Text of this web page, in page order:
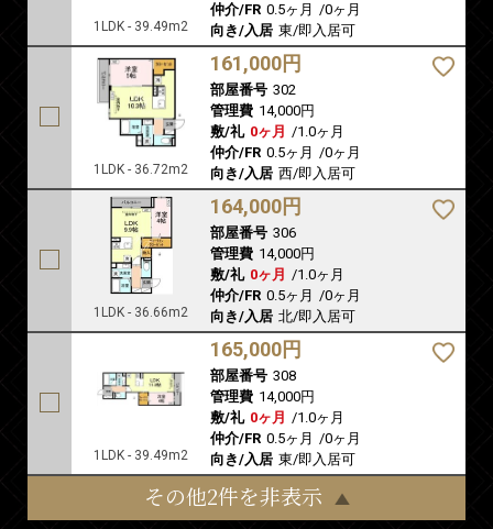
1LDK - 39.49m2
仲介/FR 0.5ヶ月 /0ヶ月
向き/入居 東/即入居可
1LDK - 36.72m2
161,000円
部屋番号 302
管理費 14,000円
敷/礼 0ヶ月 /1.0ヶ月
仲介/FR 0.5ヶ月 /0ヶ月
向き/入居 西/即入居可
1LDK - 36.66m2
164,000円
部屋番号 306
管理費 14,000円
敷/礼 0ヶ月 /1.0ヶ月
仲介/FR 0.5ヶ月 /0ヶ月
向き/入居 北/即入居可
1LDK - 39.49m2
165,000円
部屋番号 308
管理費 14,000円
敷/礼 0ヶ月 /1.0ヶ月
仲介/FR 0.5ヶ月 /0ヶ月
向き/入居 東/即入居可
その他2件を非表示